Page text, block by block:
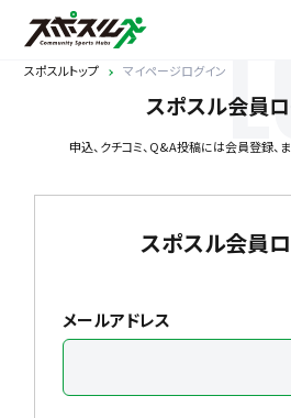
スポスルトップ マイページログイン
スポスル会員
申込、クチコミ、Q&A投稿には会員登録、
スポスル会員
メールアドレス